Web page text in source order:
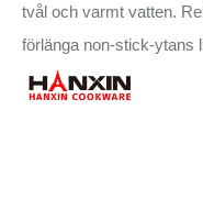
tvål och varmt vatten.
förlänga non-stick-ytans